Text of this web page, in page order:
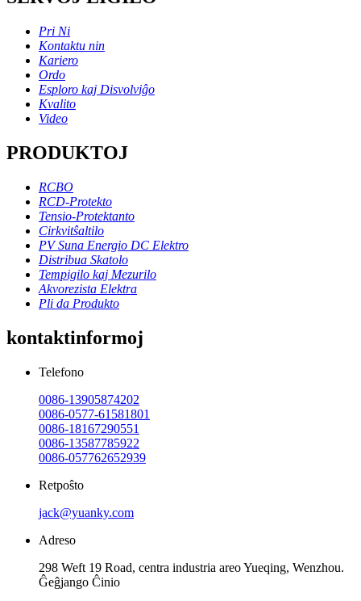
Pri Ni
Kontaktu nin
Kariero
Ordo
Esploro kaj Disvolviĝo
Kvalito
Video
PRODUKTOJ
RCBO
RCD-Protekto
Tensio-Protektanto
Cirkvitŝaltilo
PV Suna Energio DC Elektro
Distribua Skatolo
Tempigilo kaj Mezurilo
Akvorezista Elektra
Pli da Produkto
kontaktinformoj
Telefono
0086-13905874202
0086-0577-61581801
0086-18167290551
0086-13587785922
0086-057762652939
Retpoŝto
jack@yuanky.com
Adreso
298 Weft 19 Road, centra industria areo Yueqing, Wenzhou.
Ĝeĝjango Ĉinio